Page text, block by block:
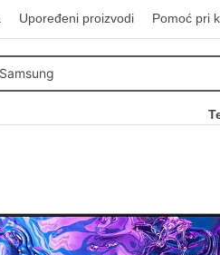
Upoređeni proizvodi Pomoć pri